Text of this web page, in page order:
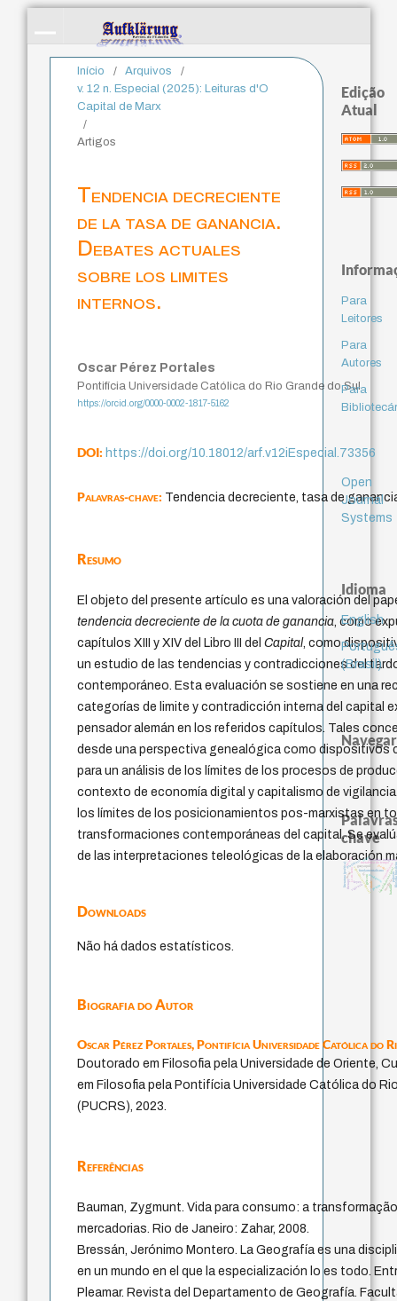
Início / Arquivos
/
v. 12 n. Especial (2025): Leituras d'O
Capital de Marx
/
Artigos
Tendencia decreciente
de la tasa de ganancia.
Debates actuales
sobre los limites
internos.
Oscar Pérez Portales
Pontifícia Universidade Católica do Rio Grande do Sul
https://orcid.org/0000-0002-1817-5162
DOI:https://doi.org/10.18012/arf.v12iEspecial.73356
Palavras-chave: Tendencia decreciente, tasa de
Resumo
El objeto del presente artículo es una valoración del
tendencia decreciente de la cuota de ganancia, como
capítulos XIII y XIV del Libro III delCapital, como
un estudio de las tendencias y contradicciones del
contemporáneo. Esta evaluación se sostiene en una
categorías de limite y contradicción interna del capital
pensador alemán en los referidos capítulos. Tales
desde una perspectiva genealógica como dispositivos
para un análisis de los límites de los procesos de
contexto de economía digital y capitalismo de
los límites de los posicionamientos pos-marxistas en
transformaciones contemporáneas del capital. Se
de las interpretaciones teleológicas de la elaboración
Downloads
Não há dados estatísticos.
Biografia do Autor
Oscar Pérez Portales,Pontifícia Universidade Católica do
Doutorado em Filosofia pela Universidade de Oriente,
em Filosofia pela Pontifícia Universidade Católica do
(PUCRS), 2023.
Referências
Bauman, Zygmunt. Vida para consumo: a
mercadorias. Rio de Janeiro: Zahar, 2008.
Bressán, Jerónimo Montero. La Geografía es una
en un mundo en el que la especialización lo es todo.
Pleamar. Revista del Departamento de Geografía.
Edição
Atual
Para
Leitores
Para
Autores
Para
Open
Journal
Systems
Idioma
English
(Brasil)
Navegar
chave
fundamentalismo
jacobi
protágoras
experiência temporal
metafísica do tempo
género idade
intolerância
identidade nacional
filosofias indígenas
j.c.m. neto palavra
literatura (poética)
perdón
leyes
violencia
guayaquil
logos
lei acquaintance
desejo
sacrifício
bataille
mind
therapy